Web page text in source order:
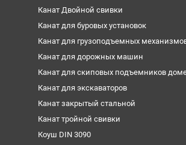
Канат Двойной свивки
Канат для буровых установок
Канат для грузоподъемных
Канат для дорожных машин
Канат для скиповых подъемников
Канат для экскаваторов
Канат закрытый стальной
Канат тройной свивки
Коуш DIN 3090